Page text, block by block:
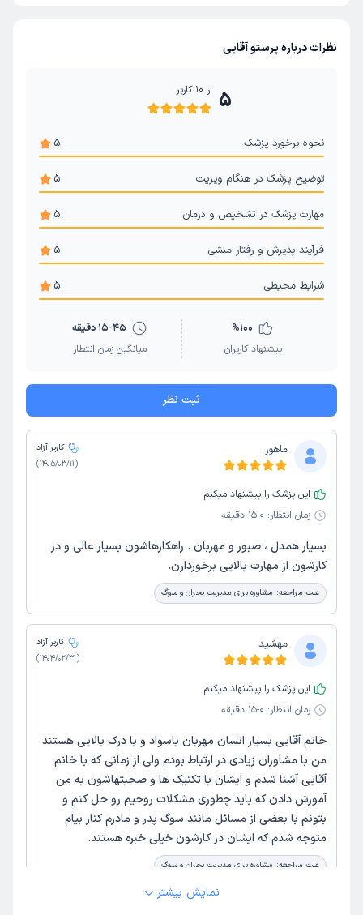
نظرات درباره پرستو آقایی
5 از 10 کاربر
نحوه برخورد پزشک 5
توضیح پزشک در هنگام ویزیت 5
مهارت پزشک در تشخیص و درمان 5
فرآیند پذیرش و رفتار منشی 5
شرایط محیطی 5
%100
پیشنهاد کاربران
15-45 دقیقه
میانگین زمان انتظار
ثبت نظر
ماهور
کاربر آزاد
(
1405/03/11
)
این پزشک را پیشنهاد میکنم
زمان انتظار: 0-15 دقیقه
بسیار همدل ، صبور و مهربان . راهکارهاشون بسیار عالی و در
کارشون از مهارت بالایی برخوردارن.
علت مراجعه: مشاوره برای مدیریت بحران و سوگ
مهشید
کاربر آزاد
(
1404/02/31
)
این پزشک را پیشنهاد میکنم
زمان انتظار: 0-15 دقیقه
خانم آقایی بسیار انسان مهربان باسواد و با درک بالایی هستند
من با مشاوران زیادی در ارتباط بودم ولی از زمانی که با خانم
آقایی آشنا شدم و ایشان با تکنیک ها و صحبتهاشون به من
آموزش دادن که باید چطوری مشکلات روحیم رو حل کنم و
بتونم با بعضی از مسائل مانند سوگ پدر و مادرم کنار بیام
متوجه شدم که ایشان در کارشون خیلی خبره هستند.
علت مراجعه: مشاوره برای مدیریت بحران و سوگ
نمایش بیشتر